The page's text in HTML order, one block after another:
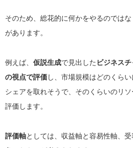
そのため、総花的に何かをやるのではな
があります。
例えば、 仮説生成で見出した ビジネス
の視点で評価し、市場規模はどのくら
シェアを取れそうで、そのくらいのリ
評価します。
評価軸としては、収益軸と容易性軸、